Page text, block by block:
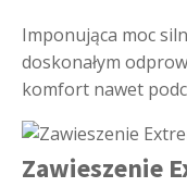
Imponująca moc
doskonałym
komfort nawet
Zawieszenie